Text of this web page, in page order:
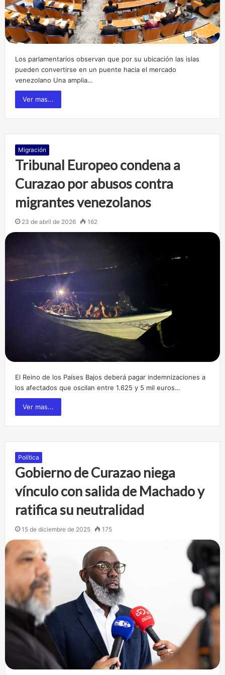
Los parlamentarios observan que por su ubicación las islas
pueden convertirse en un puente hacia el mercado
venezolano Una amplia…
Ver mas...
Migración
Tribunal Europeo condena a
Curazao por abusos contra
migrantes venezolanos
23 de abril de 2026 162
El Reino de los Países Bajos deberá pagar indemnizaciones a
los afectados que oscilan entre 1.625 y 5 mil euros…
Ver mas...
Política
Gobierno de Curazao niega
vínculo con salida de Machado y
ratifica su neutralidad
15 de diciembre de 2025 175